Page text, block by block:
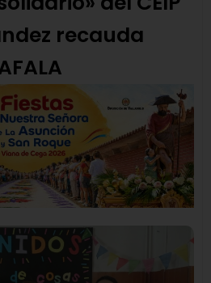
recauda